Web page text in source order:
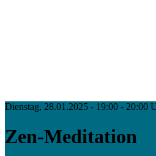
Dienstag, 28.01.2025 - 19:00 - 20:00
Zen-Meditation